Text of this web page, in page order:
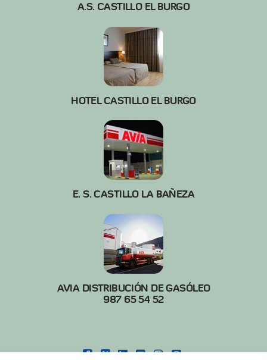
A.S. CASTILLO EL BURGO
HOTEL CASTILLO EL BURGO
E. S. CASTILLO LA BAÑEZA
AVIA DISTRIBUCIÓN DE GASÓLEO
987 65 54 52